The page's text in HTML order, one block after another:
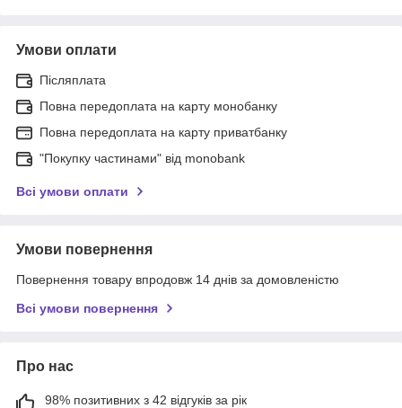
Умови оплати
Післяплата
Повна передоплата на карту монобанку
Повна передоплата на карту приватбанку
"Покупку частинами" від monobank
Всі умови оплати
Умови повернення
Повернення товару впродовж 14 днів за домовленістю
Всі умови повернення
Про нас
98% позитивних з 42 відгуків за рік